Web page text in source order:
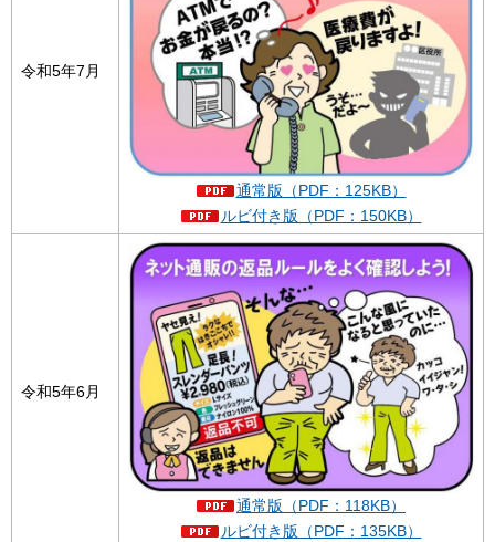
令和5年7月
通常版（PDF：125KB）
ルビ付き版（PDF：150KB）
令和5年6月
通常版（PDF：118KB）
ルビ付き版（PDF：135KB）